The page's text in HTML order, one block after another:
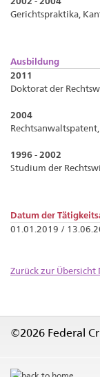
Gerichtspraktika,
Ausbildung
2011
Doktorat der
2004
1996 - 2002
Studium der
Datum der
01.01.2019 /
Zurück zur
©2026 Federal